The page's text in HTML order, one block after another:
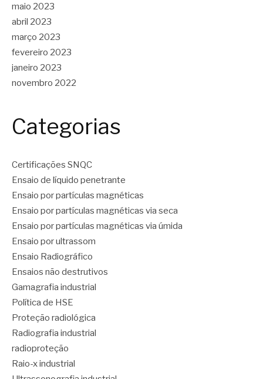
maio 2023
abril 2023
março 2023
fevereiro 2023
janeiro 2023
novembro 2022
Categorias
Certificações SNQC
Ensaio de líquido penetrante
Ensaio por partículas magnéticas
Ensaio por partículas magnéticas via seca
Ensaio por partículas magnéticas via úmida
Ensaio por ultrassom
Ensaio Radiográfico
Ensaios não destrutivos
Gamagrafia industrial
Política de HSE
Proteção radiológica
Radiografia industrial
radioproteção
Raio-x industrial